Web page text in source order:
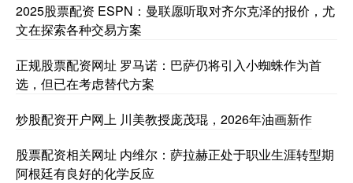
2025股票配资 ESPN：曼联愿听取对齐尔克泽的报价，尤
文在探索各种交易方案
正规股票配资网址 罗马诺：巴萨仍将引入小蜘蛛作为首
选，但已在考虑替代方案
炒股配资开户网上 川美教授庞茂琨，2026年油画新作
股票配资相关网址 内维尔：萨拉赫正处于职业生涯转型期
阿根廷有良好的化学反应